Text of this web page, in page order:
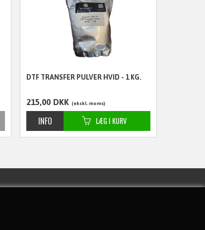
DTF TRANSFER PULVER HVID - 1 KG.
215,00 DKK ekskl. moms